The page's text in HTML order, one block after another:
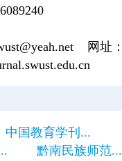
网址：
中国教育学刊...
黔南民族师范...